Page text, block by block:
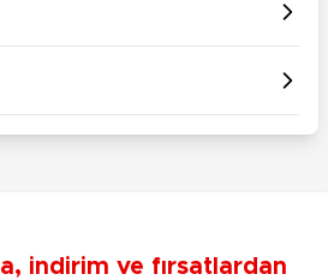
indirim ve fırsatlardan